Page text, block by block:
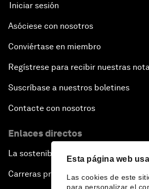
Esta página web
Las cookies de este
para personalizar el
Iniciar sesión
Asóciese con nosotros
Conviértase en miembro
Regístrese para recibir nuestras
Suscríbase a nuestros boletines
Contacte con nosotros
Enlaces directos
La sostenibilidad en el Foro
Carreras profesionales